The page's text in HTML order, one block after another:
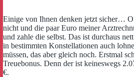
Einige von Ihnen denken jetzt sicher…
nicht und die paar Euro meiner
und zahle die selbst. Das ist durchaus
in bestimmten Konstellationen auch
müssen, das aber gleich noch. Erstmal
Treuebonus. Denn der ist keineswegs
€.